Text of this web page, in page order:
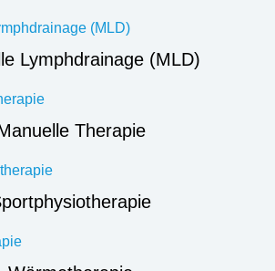
Lymphdrainage (MLD)
Therapie